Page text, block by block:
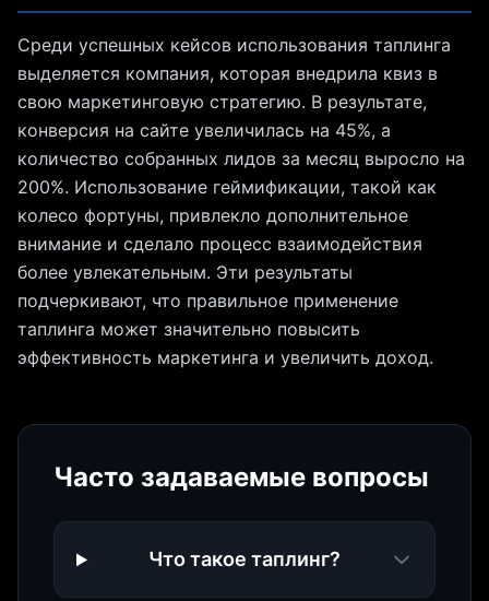
Среди успешных кейсов использования таплинга
выделяется компания, которая внедрила квиз в
свою маркетинговую стратегию. В результате,
конверсия на сайте увеличилась на 45%, а
количество собранных лидов за месяц выросло на
200%. Использование геймификации, такой как
колесо фортуны, привлекло дополнительное
внимание и сделало процесс взаимодействия
более увлекательным. Эти результаты
подчеркивают, что правильное применение
таплинга может значительно повысить
эффективность маркетинга и увеличить доход.
Часто задаваемые вопросы
Что такое таплинг?